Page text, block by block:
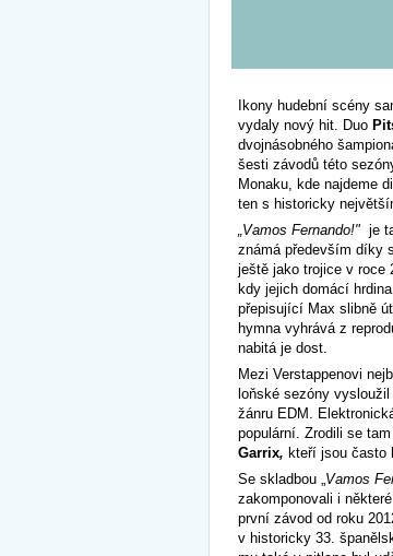
Ikony hudební scény
vydaly nový hit. Duo
dvojnásobného
šesti závodů této
Monaku, kde najdeme
ten s historicky
„Vamos Fernando!" je
známá především díky
ještě jako trojice v roce
kdy jejich domácí
přepisující Max slibně
hymna vyhrává z
nabitá je dost.
Mezi Verstappenovi
loňské sezóny
žánru EDM.
populární. Zrodili se
Garrix, kteří jsou často
Se skladbou „Vamos
zakomponovali i
první závod od roku
v historicky 33.